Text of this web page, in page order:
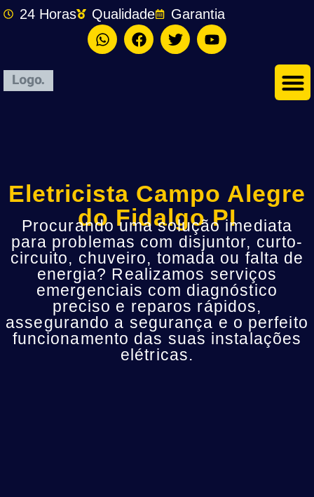
24 Horas Qualidade Garantia
Eletricista Campo Alegre
do Fidalgo PI
Procurando uma solução imediata
para problemas com disjuntor, curto-
circuito, chuveiro, tomada ou falta de
energia? Realizamos serviços
emergenciais com diagnóstico
preciso e reparos rápidos,
assegurando a segurança e o perfeito
funcionamento das suas instalações
elétricas.